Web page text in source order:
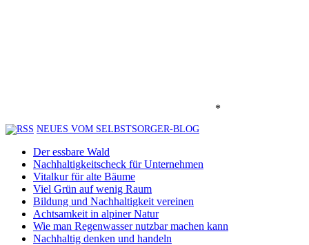
*
NEUES VOM SELBSTSORGER-BLOG
Der essbare Wald
Nachhaltigkeitscheck für Unternehmen
Vitalkur für alte Bäume
Viel Grün auf wenig Raum
Bildung und Nachhaltigkeit vereinen
Achtsamkeit in alpiner Natur
Wie man Regenwasser nutzbar machen kann
Nachhaltig denken und handeln